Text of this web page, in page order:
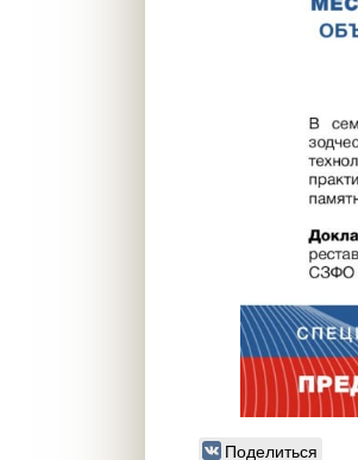
Поделиться